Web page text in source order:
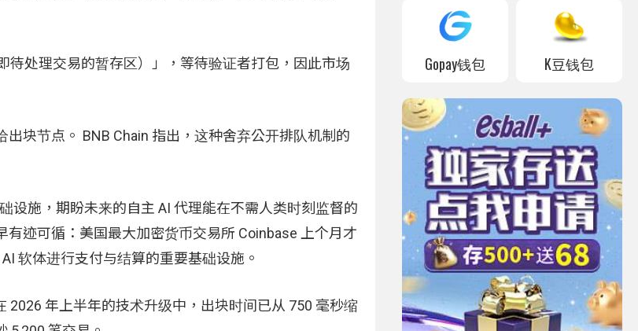
处理交易的暂存区）」，等待验证者打包，因此市场
块节点。 BNB Chain 指出，这种舍弃公开排队机制的
设施，期盼未来的自主 AI 代理能在不需人类时刻监督的
迹可循：美国最大加密货币交易所 Coinbase 上个月才
软体进行支付与结算的重要基础设施。
2026 年上半年的技术升级中，出块时间已从 750 毫秒缩
Gopay钱包 K豆钱包